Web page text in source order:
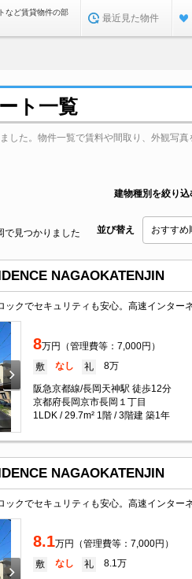
など賃貸物件の部
最近見た物件
ト一覧
た。物件一覧で賃料や間取り、外観写真
建物種別を絞り込
で見つかりました 並び替え
NAGAOKATENJIN
8万円（管理費等：7,000円）
敷 なし 礼 8万
阪急京都線/長岡天神駅 徒歩12分
京都府長岡京市長岡１丁目
1LDK / 29.7m² 1階 / 3階建 築1年
NAGAOKATENJIN
8.1万円（管理費等：7,000円）
敷 なし 礼 8.1万